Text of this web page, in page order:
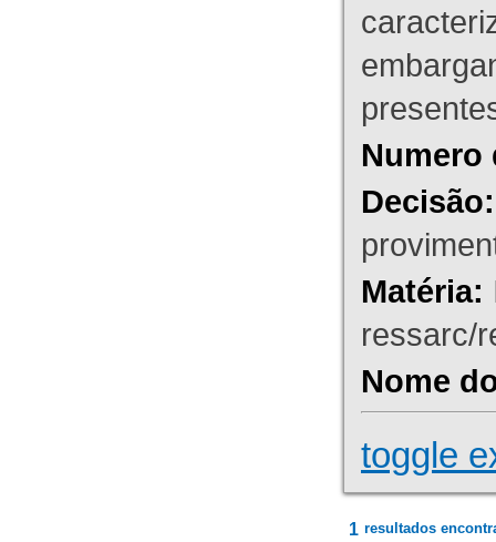
Numero
Decisão:
Matéria:
ressarc/
Nome
toggle
1 resultados